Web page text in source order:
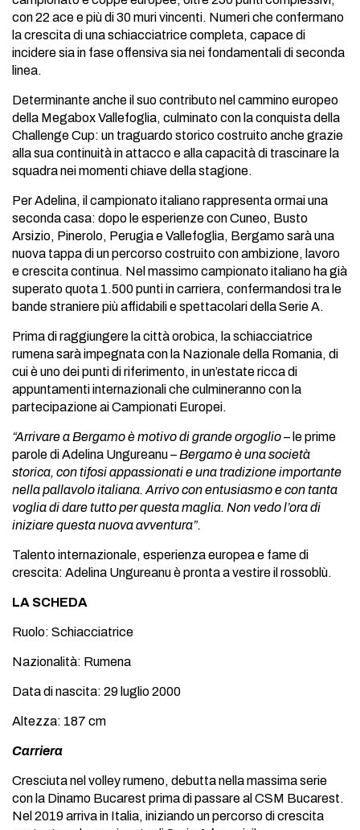
con 22 ace e più di 30 muri vincenti. Numeri che confermano
la crescita di una schiacciatrice completa, capace di
incidere sia in fase offensiva sia nei fondamentali di seconda
linea.
Determinante anche il suo contributo nel cammino europeo
della Megabox Vallefoglia, culminato con la conquista della
Challenge Cup: un traguardo storico costruito anche grazie
alla sua continuità in attacco e alla capacità di trascinare la
squadra nei momenti chiave della stagione.
Per Adelina, il campionato italiano rappresenta ormai una
seconda casa: dopo le esperienze con Cuneo, Busto
Arsizio, Pinerolo, Perugia e Vallefoglia, Bergamo sarà una
nuova tappa di un percorso costruito con ambizione, lavoro
e crescita continua. Nel massimo campionato italiano ha già
superato quota 1.500 punti in carriera, confermandosi tra le
bande straniere più affidabili e spettacolari della Serie A.
Prima di raggiungere la città orobica, la schiacciatrice
rumena sarà impegnata con la Nazionale della Romania, di
cui è uno dei punti di riferimento, in un’estate ricca di
appuntamenti internazionali che culmineranno con la
partecipazione ai Campionati Europei.
“Arrivare a Bergamo è motivo di grande orgoglio– le prime
parole di Adelina Ungureanu –Bergamo è una società
storica, con tifosi appassionati e una tradizione importante
nella pallavolo italiana. Arrivo con entusiasmo e con tanta
voglia di dare tutto per questa maglia. Non vedo l’ora di
iniziare questa nuova avventura”.
Talento internazionale, esperienza europea e fame di
crescita: Adelina Ungureanu è pronta a vestire il rossoblù.
LA SCHEDA
Ruolo: Schiacciatrice
Nazionalità: Rumena
Data di nascita: 29 luglio 2000
Altezza: 187 cm
Carriera
Cresciuta nel volley rumeno, debutta nella massima serie
con la Dinamo Bucarest prima di passare al CSM Bucarest.
Nel 2019 arriva in Italia, iniziando un percorso di crescita